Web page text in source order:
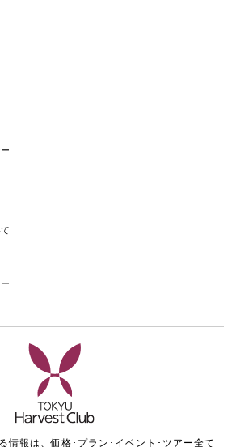
情報は、価格･プラン･イベント･ツアー全て